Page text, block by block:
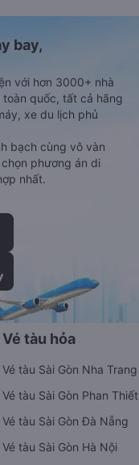
bay,
với hơn 3000+ nhà
quốc, tất cả hãng
xe du lịch phủ
bạch cùng vô vàn
phương án di
nhất.
Vé tàu hỏa
Vé tàu Sài Gòn Nha Trang
Vé tàu Sài Gòn Phan Thiết
Vé tàu Sài Gòn Đà Nẵng
Vé tàu Sài Gòn Hà Nội